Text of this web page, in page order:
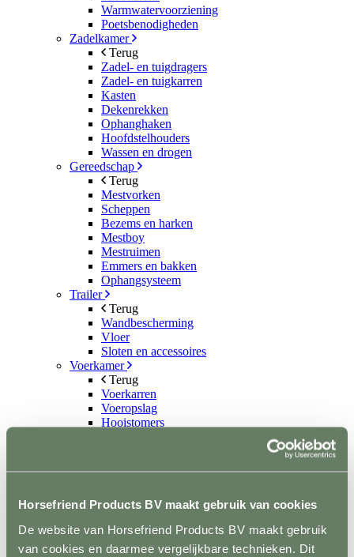
Horsefriend Products BV maakt gebruik van cookies
De website van Horsefriend Products BV maakt gebruik
van cookies en daarmee vergelijkbare technieken. Dit
Warmwatervoorziening
Poetsbenodigheden
Zadelkamer
Terug
Zadel- en tuigdragers
Zadel- en tuigkarren
Kasten
Dekenrekken
Ophanghaken
Hoofdstelhouders
Wassen en drogen
Gereedschap
Terug
Mestvorken
Scheppen
Bezems en harken
Mestboy
Mestruimen
Emmers en bakken
Ophangsysteem
Trailer
Terug
Wandbescherming
Vloer
Sloten en accessoires
Voerkamer
Terug
Voerkarren
Voeropslag
Hooistomers
Elektrische bestrijding
Terug
Houten poorten